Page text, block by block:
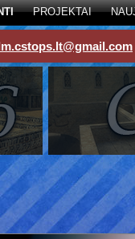
PROJEKTAI